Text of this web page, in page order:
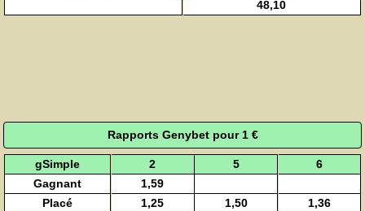
48,10
Rapports Genybet pour 1 €
gSimple 2 5
6
Gagnant
1,59
Placé
1,25 1,50 1,36